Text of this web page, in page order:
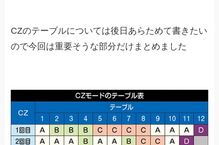
CZのテーブルについては後日あらためて書きたい
ので今回は重要そうな部分だけまとめました